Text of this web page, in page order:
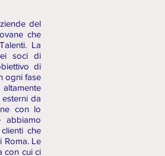
del
che
La
soci di
di
ogni fase
da
con lo
che
Roma. Le
con cui ci